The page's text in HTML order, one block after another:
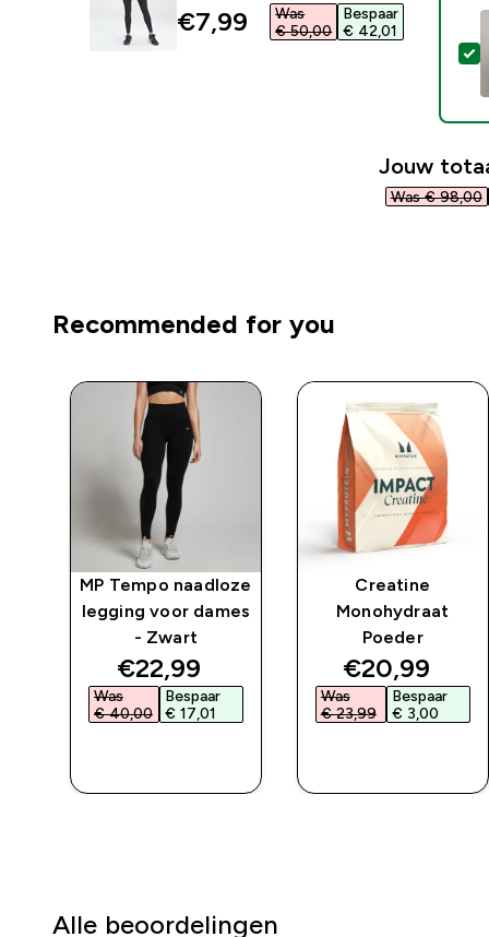
discounted price
€7,99‎
Was
€ 50,00‎
Bespaar
€ 42,01‎
Jouw
Was € 98,00‎
Recommended for you
MP Tempo naadloze
legging voor dames
- Zwart
discounted price
€22,99‎
Was
€ 40,00‎
Bespaar
€ 17,01‎
Creatine
Monohydraat
Poeder
discounted
€20,99‎
Was
€ 23,99‎
Bespaar
€ 3,00‎
Alle beoordelingen